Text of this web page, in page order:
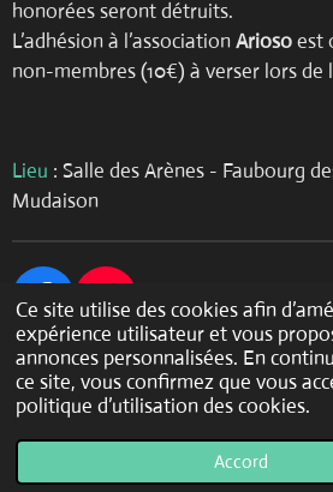
Ce site utilise des cookies afin
expérience utilisateur et vous
annonces personnalisées. En
ce site, vous confirmez que vous
politique d’utilisation des cookies.
Accord
honorées seront détruits.
L’adhésion à l’associationAriosoest
non-membres (10€) à verser lors de
Lieu : Salle des Arènes - Faubourg
Mudaison
F
a
c
e
o
Y
o
u
T
e
Association Arioso © 2016 - 2026
Propulsé par Webador